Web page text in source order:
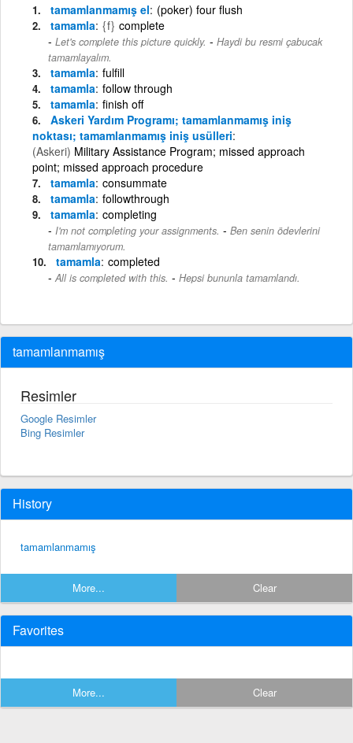
tamamlanmamış el (poker) four flush
tamamla {f} complete
Let's complete this picture quickly. - Haydi bu resmi çabucak
tamamlayalım.
tamamla fulfill
tamamla follow through
tamamla finish off
Askeri Yardım Programı; tamamlanmamış iniş
noktası; tamamlanmamış iniş usülleri
(Askeri) Military Assistance Program; missed approach
point; missed approach procedure
tamamla consummate
tamamla followthrough
tamamla completing
I'm not completing your assignments. - Ben senin ödevlerini
tamamlamıyorum.
tamamla completed
All is completed with this. - Hepsi bununla tamamlandı.
tamamlanmamış
Resimler
Google Resimler
Bing Resimler
History
tamamlanmamış
More... Clear
Favorites
More... Clear